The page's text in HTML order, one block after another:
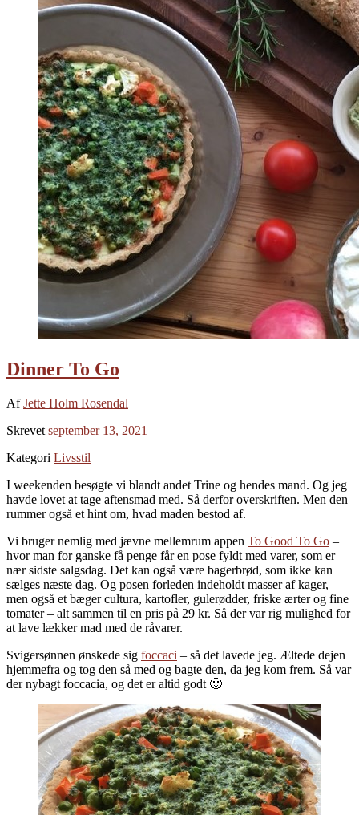
Dinner To Go
AfJette Holm Rosendal
Skrevet september 13, 2021
Kategori Livsstil
I weekenden besøgte vi blandt andet Trine og hendes mand. Og jeg
havde lovet at tage aftensmad med. Så derfor overskriften. Men den
rummer også et hint om, hvad maden bestod af.
Vi bruger nemlig med jævne mellemrum appen To Good To Go –
hvor man for ganske få penge får en pose fyldt med varer, som er
nær sidste salgsdag. Det kan også være bagerbrød, som ikke kan
sælges næste dag. Og posen forleden indeholdt masser af kager,
men også et bæger cultura, kartofler, gulerødder, friske ærter og fine
tomater – alt sammen til en pris på 29 kr. Så der var rig mulighed for
at lave lækker mad med de råvarer.
Svigersønnen ønskede sig foccaci – så det lavede jeg. Æltede dejen
hjemmefra og tog den så med og bagte den, da jeg kom frem. Så var
der nybagt foccacia, og det er altid godt 🙂